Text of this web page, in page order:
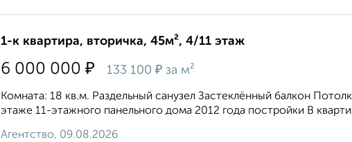
1-к квартира, вторичка, 45м², 4/11 этаж
6 000 000 ₽ 133 100 ₽ за м²
Комната: 18 кв.м. Раздельный санузел Застеклённый балкон
этаже 11-этажного панельного дома 2012 года постройки В
Агентство, 09.08.2026